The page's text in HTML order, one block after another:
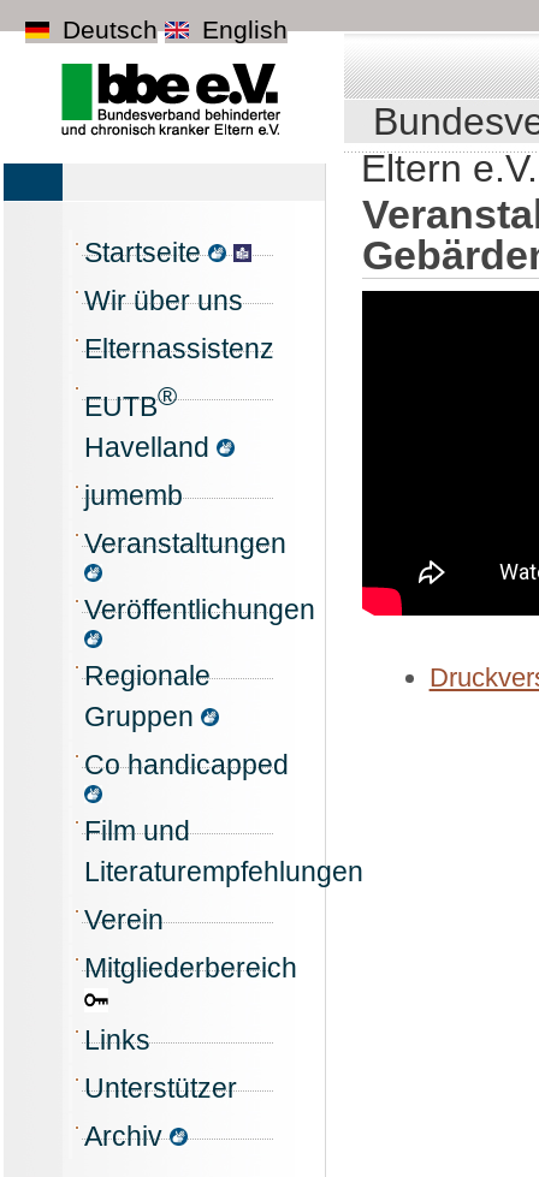
Deutsch English
Eltern e.V.
Startseite
Wir über uns
Elternassistenz
EUTB®
Havelland
jumemb
Veranstaltungen
Veröffentlichungen
Regionale
Gruppen
Co handicapped
Film und
Literaturempfehlungen
Verein
Mitgliederbereich
Links
Unterstützer
Archiv